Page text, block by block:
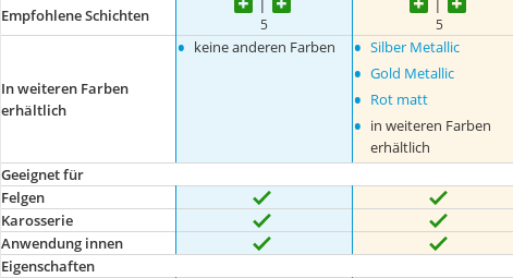
Empfohlene Schichten 5 5
In weiteren Farben
erhältlich
• keine anderen Farben • Silber Metallic
• Gold Metallic
• Rot matt
• in weiteren Farben
erhältlich
Geeignet für
Felgen
Karosserie
Anwendung innen
Eigenschaften